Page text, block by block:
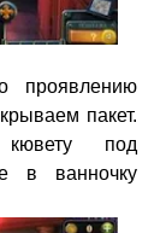
проявлению
пакет.
под
в ванночку